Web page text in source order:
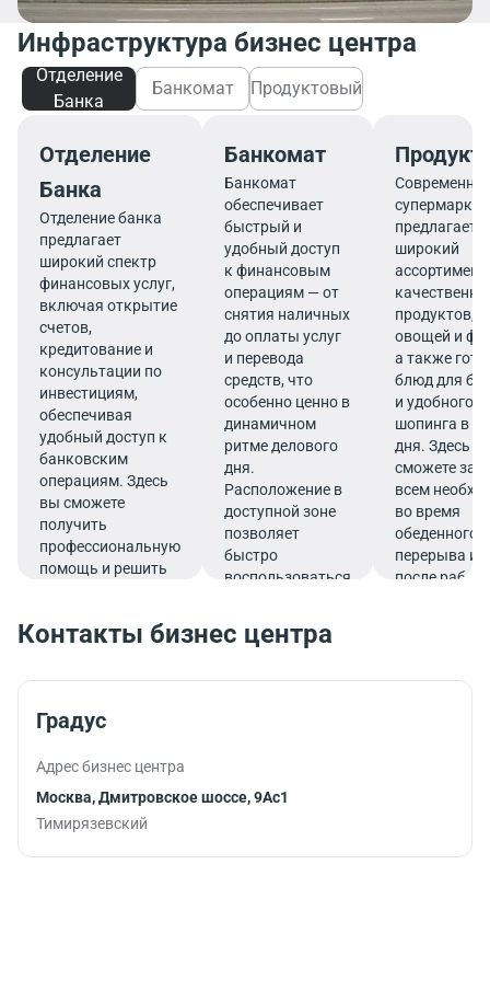
Инфраструктура бизнес центра
Отделение
Банка
Банкомат Продуктовый
Отделение
Банка
Отделение банка
предлагает
широкий спектр
финансовых услуг,
включая открытие
счетов,
кредитование и
консультации по
инвестициям,
обеспечивая
удобный доступ к
банковским
операциям. Здесь
вы сможете
получить
профессиональную
помощь и решить
комфортной
Банкомат
Банкомат
обеспечивает
быстрый и
удобный доступ
к финансовым
операциям — от
снятия наличных
до оплаты услуг
и перевода
средств, что
особенно ценно в
динамичном
ритме делового
дня.
Расположение в
доступной зоне
позволяет
быстро
воспользоваться
супермаркет
предлагает
широкий
ассортимент
продуктов,
овощей и
а также
блюд для
и удобного
шопинга в
дня. Здесь
сможете
всем
во время
обеденного
перерыва
после
Контакты бизнес центра
Градус
Адрес бизнес центра
Москва, Дмитровское шоссе, 9Ас1
Тимирязевский